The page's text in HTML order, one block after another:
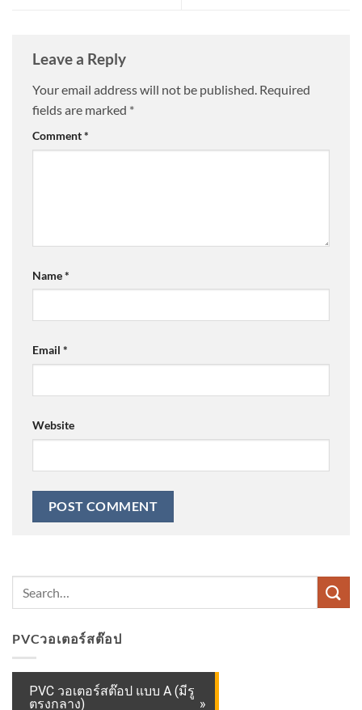
Leave a Reply
Your email address will not be published. Required
fields are marked *
Comment*
Name*
Email *
Website
PVCวอเตอร์สต๊อป
PVC วอเตอร์สต๊อป แบบ A (มีรู
ตรงกลาง)